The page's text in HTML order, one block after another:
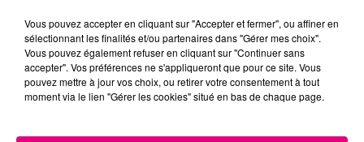
Poissons
Vous pouvez accepter en cliquant sur "Accepter et fermer", ou affiner en
sélectionnant les finalités et/ou partenaires dans "Gérer mes choix".
Vous pouvez également refuser en cliquant sur "Continuer sans
accepter". Vos préférences ne s'appliqueront que pour ce site. Vous
pouvez mettre à jour vos choix, ou retirer votre consentement à tout
moment via le lien "Gérer les cookies" situé en bas de chaque page.